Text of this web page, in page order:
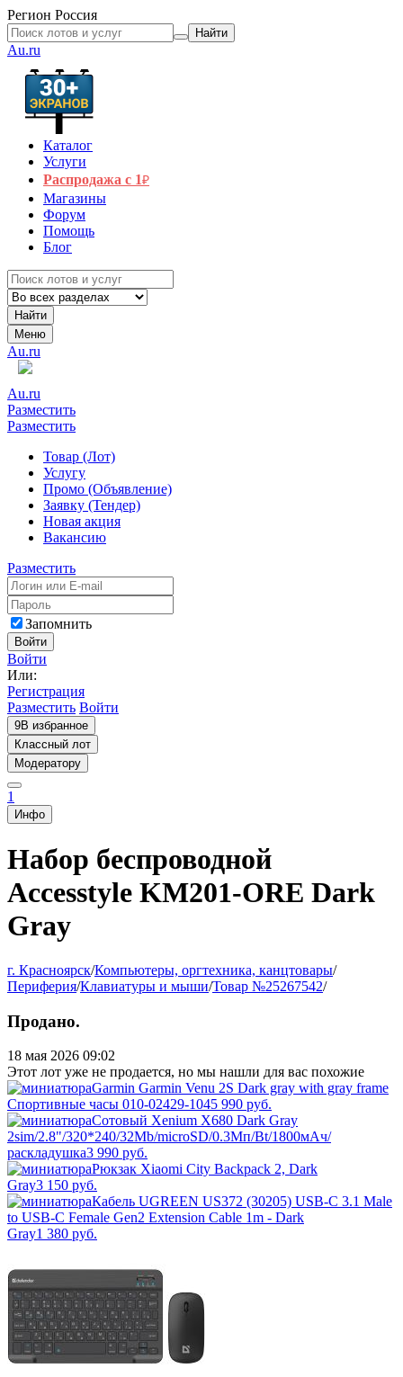
Регион Россия
Найти
Au.ru
Каталог
Услуги
Распродажа с 1₽
Магазины
Форум
Помощь
Блог
Найти
Меню
Au.ru
Au.ru
Разместить
Разместить
Товар (Лот)
Услугу
Промо (Объявление)
Заявку (Тендер)
Новая акция
Вакансию
Разместить
Запомнить
Войти
Войти
Или:
Регистрация
Разместить Войти
9В избранное
Классный лот
Модератору
1
Инфо
Набор беспроводной
Accesstyle KM201-ORE Dark
Gray
г. Красноярск/Компьютеры, оргтехника, канцтовары/
Периферия/Клавиатуры и мыши/Товар №25267542/
Продано.
18 мая 2026 09:02
Этот лот уже не продается, но мы нашли для вас похожие
Garmin Garmin Venu 2S Dark gray with gray frame
Спортивные часы 010-02429-1045 990 руб.
Сотовый Xenium X680 Dark Gray
2sim/2.8"/320*240/32Mb/microSD/0.3Мп/Bt/1800мАч/
раскладушка3 990 руб.
Рюкзак Xiaomi City Backpack 2, Dark
Gray3 150 руб.
Кабель UGREEN US372 (30205) USB-C 3.1 Male
to USB-C Female Gen2 Extension Cable 1m - Dark
Gray1 380 руб.